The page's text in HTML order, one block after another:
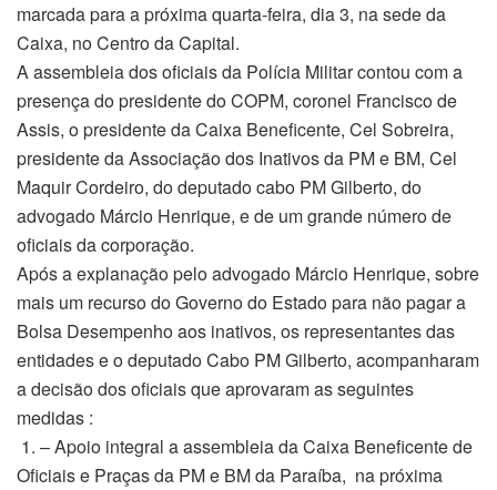
marcada para a próxima quarta-feira, dia 3, na sede da
Caixa, no Centro da Capital.
A assembleia dos oficiais da Polícia Militar contou com a
presença do presidente do COPM, coronel Francisco de
Assis, o presidente da Caixa Beneficente, Cel Sobreira,
presidente da Associação dos Inativos da PM e BM, Cel
Maquir Cordeiro, do deputado cabo PM Gilberto, do
advogado Márcio Henrique, e de um grande número de
oficiais da corporação.
Após a explanação pelo advogado Márcio Henrique, sobre
mais um recurso do Governo do Estado para não pagar a
Bolsa Desempenho aos inativos, os representantes das
entidades e o deputado Cabo PM Gilberto, acompanharam
a decisão dos oficiais que aprovaram as seguintes
medidas :
1. – Apoio integral a assembleia da Caixa Beneficente de
Oficiais e Praças da PM e BM da Paraíba, na próxima